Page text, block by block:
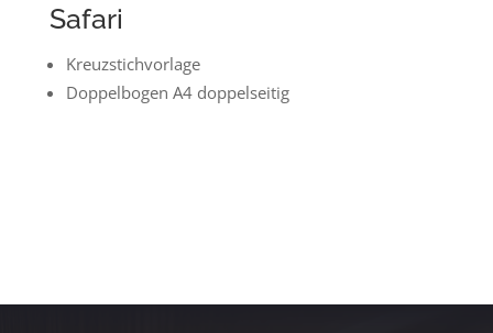
Safari
Kreuzstichvorlage
Doppelbogen A4 doppelseitig